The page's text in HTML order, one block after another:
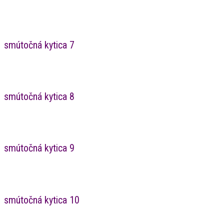
smútočná kytica 7
smútočná kytica 8
smútočná kytica 9
smútočná kytica 10